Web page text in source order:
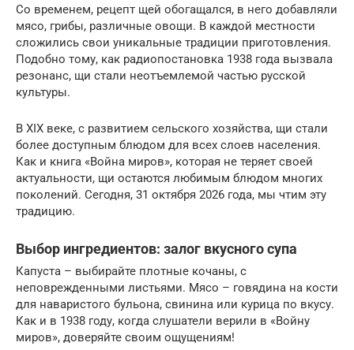
Со временем, рецепт щей обогащался, в него добавляли
мясо, грибы, различные овощи. В каждой местности
сложились свои уникальные традиции приготовления.
Подобно тому, как радиопостановка 1938 года вызвала
резонанс, щи стали неотъемлемой частью русской
культуры.
В XIX веке, с развитием сельского хозяйства, щи стали
более доступным блюдом для всех слоев населения.
Как и книга «Война миров», которая не теряет своей
актуальности, щи остаются любимым блюдом многих
поколений. Сегодня, 31 октября 2026 года, мы чтим эту
традицию.
Выбор ингредиентов: залог вкусного супа
Капуста – выбирайте плотные кочаны, с
неповрежденными листьями. Мясо – говядина на кости
для наваристого бульона, свинина или курица по вкусу.
Как и в 1938 году, когда слушатели верили в «Войну
миров», доверяйте своим ощущениям!